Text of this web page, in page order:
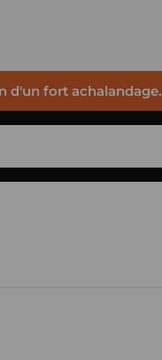
d'un fort achalandage.